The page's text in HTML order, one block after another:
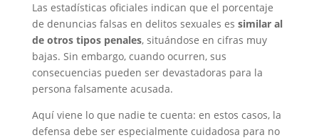
Las estadísticas oficiales indican que el porcentaje
de denuncias falsas en delitos sexuales es similar al
de otros tipos penales, situándose en cifras muy
bajas. Sin embargo, cuando ocurren, sus
consecuencias pueden ser devastadoras para la
persona falsamente acusada.
Aquí viene lo que nadie te cuenta: en estos casos, la
defensa debe ser especialmente cuidadosa para no